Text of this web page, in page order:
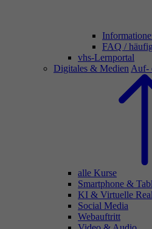
FAQ /
vhs-Lernportal
Digitales & Medien Auf-
alle Kurse
Smartphone &
KI & Virtuelle
Social Media
Webauftritt